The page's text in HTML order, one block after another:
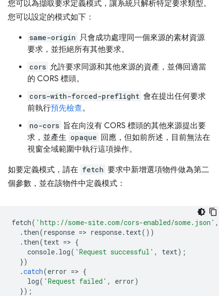
您可以為擷取要求定義模式，讓系統只解析特定要求類型。
您可以設定的模式如下：
same-origin 只會成功處理同一個來源的素材資源
要求，並拒絕所有其他要求。
cors 允許要求同源和其他來源的資產，並傳回適當
的 CORS 標頭。
cors-with-forced-preflight 會在提出任何要求
前執行預先檢查。
no-cors 旨在向沒有 CORS 標頭的其他來源提出要
求，並產生 opaque 回應，但如前所述，目前無法在
視窗全域範圍中執行這項操作。
如要定義模式，請在 fetch 要求中新增選項物件做為第二
個參數，並在該物件中定義模式：
fetch( 'http://some-site.com/cors-enabled/some.json' ,
. then(response => response. text())
. then(text => {
console. log( 'Request successful' , text);
})
.catch(error => {
log( 'Request failed' , error)
});